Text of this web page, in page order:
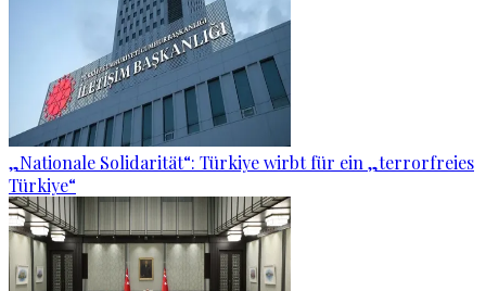
„Nationale Solidarität“: Türkiye wirbt für ein „terrorfreies
Türkiye“